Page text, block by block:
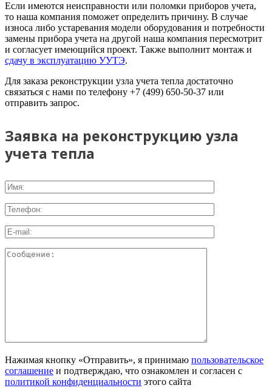
Если имеются неисправности или поломки приборов учета,
то наша компания поможет определить причину. В случае
износа либо устаревания модели оборудования и потребности
замены прибора учета на другой наша компания пересмотрит
и согласует имеющийся проект. Также выполнит монтаж и
сдачу в эксплуатацию УУТЭ.
Для заказа реконструкции узла учета тепла достаточно
связаться с нами по телефону +7 (499) 650-50-37 или
отправить запрос.
Заявка на реконструкцию узла
учета тепла
Нажимая кнопку «Отправить», я принимаю пользовательское
соглашение и подтверждаю, что ознакомлен и согласен с
политикой конфиденциальности этого сайта